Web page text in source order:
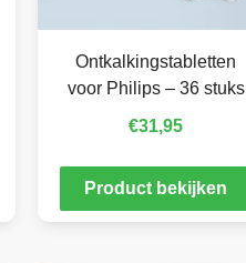
Ontkalkingstabletten
voor Philips – 36 stuks
€31,95
Product bekijken